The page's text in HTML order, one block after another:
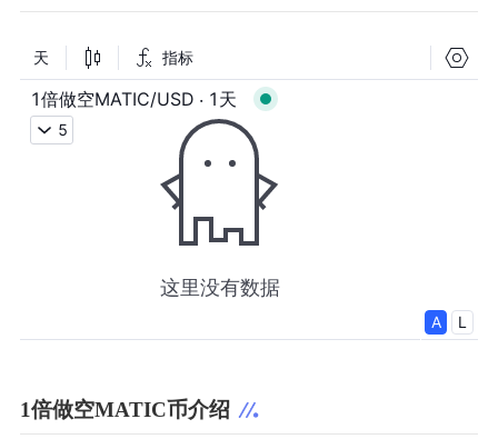
1倍做空MATIC币介绍